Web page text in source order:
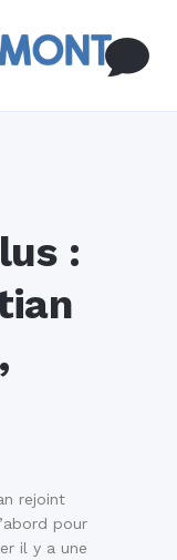
:
rejoint
pour
il y a une